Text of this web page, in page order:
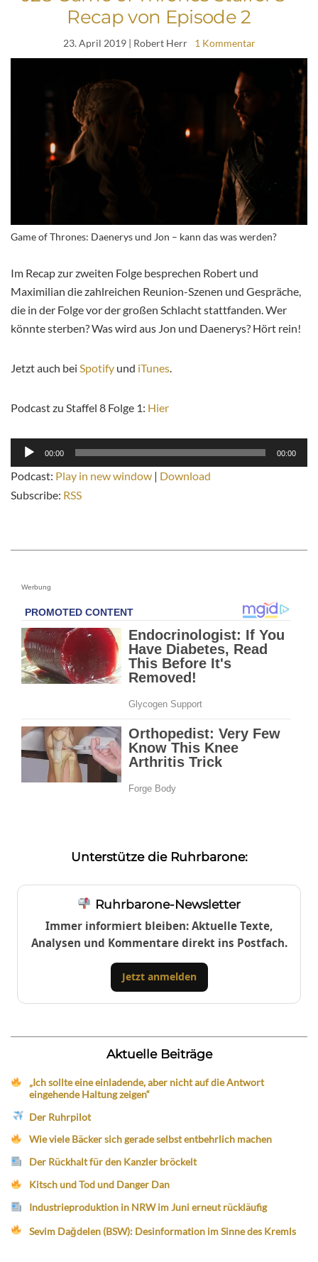
Recap von Episode 2
23. April 2019| Robert Herr 1 Kommentar
Game of Thrones: Daenerys und Jon – kann das was werden?
Im Recap zur zweiten Folge besprechen Robert und
Maximilian die zahlreichen Reunion-Szenen und Gespräche,
die in der Folge vor der großen Schlacht stattfanden. Wer
könnte sterben? Was wird aus Jon und Daenerys? Hört rein!
Jetzt auch bei Spotify und iTunes
Podcast zu Staffel 8 Folge 1: Hier
Audio-
Player
00:00 00:00
Podcast: Play in new window | Download
Subscribe: RSS
Werbung
Unterstütze die Ruhrbarone:
Ruhrbarone-Newsletter
Immer informiert bleiben: Aktuelle Texte,
Analysen und Kommentare direkt ins Postfach.
Jetzt anmelden
Aktuelle Beiträge
„Ich sollte eine einladende, aber nicht auf die Antwort
eingehende Haltung zeigen“
Der Ruhrpilot
Wie viele Bäcker sich gerade selbst entbehrlich machen
Der Rückhalt für den Kanzler bröckelt
Kitsch und Tod und Danger Dan
Industrieproduktion in NRW im Juni erneut rückläufig
Sevim Dağdelen (BSW): Desinformation im Sinne des Kremls